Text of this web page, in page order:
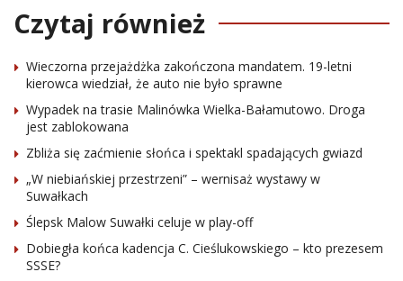
Czytaj również
Wieczorna przejażdżka zakończona mandatem. 19-letni
kierowca wiedział, że auto nie było sprawne
Wypadek na trasie Malinówka Wielka-Bałamutowo. Droga
jest zablokowana
Zbliża się zaćmienie słońca i spektakl spadających gwiazd
„W niebiańskiej przestrzeni” – wernisaż wystawy w
Suwałkach
Ślepsk Malow Suwałki celuje w play-off
Dobiegła końca kadencja C. Cieślukowskiego – kto prezesem
SSSE?